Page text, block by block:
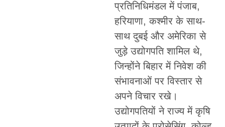
प्रतिनिधिमंडल में पंजाब,
हरियाणा, कश्मीर के साथ-
साथ दुबई और अमेरिका से
जुड़े उद्योगपति शामिल थे,
जिन्होंने बिहार में निवेश की
संभावनाओं पर विस्तार से
अपने विचार रखे।
उद्योगपतियों ने राज्य में कृषि